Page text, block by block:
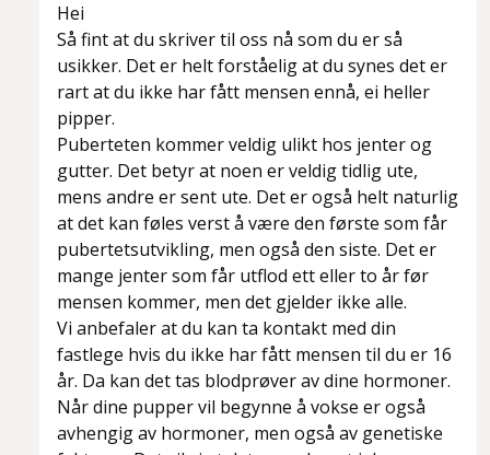
Hei
Så fint at du skriver til oss nå som du er så
usikker. Det er helt forståelig at du synes det er
rart at du ikke har fått mensen ennå, ei heller
pipper.
Puberteten kommer veldig ulikt hos jenter og
gutter. Det betyr at noen er veldig tidlig ute,
mens andre er sent ute. Det er også helt naturlig
at det kan føles verst å være den første som får
pubertetsutvikling, men også den siste. Det er
mange jenter som får utflod ett eller to år før
mensen kommer, men det gjelder ikke alle.
Vi anbefaler at du kan ta kontakt med din
fastlege hvis du ikke har fått mensen til du er 16
år. Da kan det tas blodprøver av dine hormoner.
Når dine pupper vil begynne å vokse er også
avhengig av hormoner, men også av genetiske